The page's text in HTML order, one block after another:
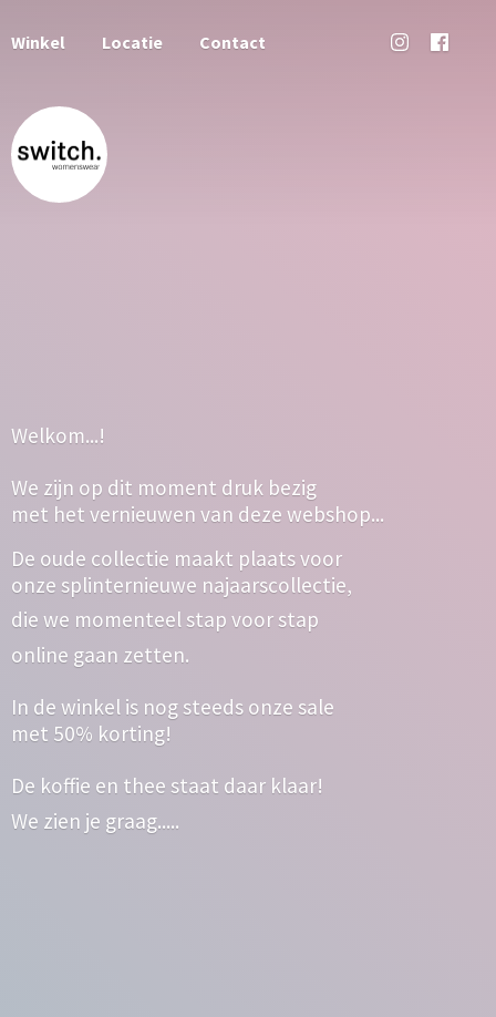
Winkel Locatie Contact
Welkom...!
We zijn op dit moment druk bezig
met het vernieuwen van deze webshop...
De oude collectie maakt plaats voor
onze splinternieuwe najaarscollectie,
die we momenteel stap voor stap
online gaan zetten.
In de winkel is nog steeds onze sale
met 50% korting!
De koffie en thee staat daar klaar!
We zien je graag.....